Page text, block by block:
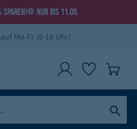
NUR BIS 11.08.
Mo-Fr (8-18 Uhr)